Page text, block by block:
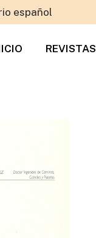
español
REVISTAS